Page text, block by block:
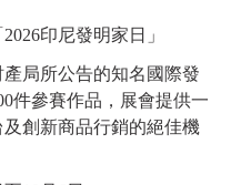
印尼發明家日」
局所公告的知名國際發
件參賽作品，展會提供一
創新商品行銷的絕佳機